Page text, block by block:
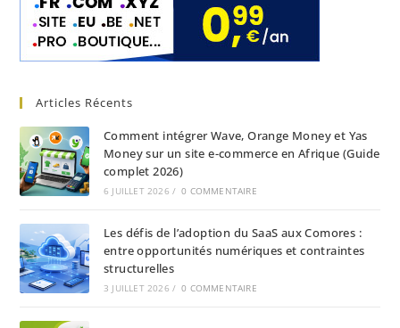
Articles Récents
Comment intégrer Wave, Orange Money et Yas
Money sur un site e-commerce en Afrique (Guide
complet 2026)
6 JUILLET 2026 / 0 COMMENTAIRE
Les défis de l’adoption du SaaS aux Comores :
entre opportunités numériques et contraintes
structurelles
3 JUILLET 2026 / 0 COMMENTAIRE